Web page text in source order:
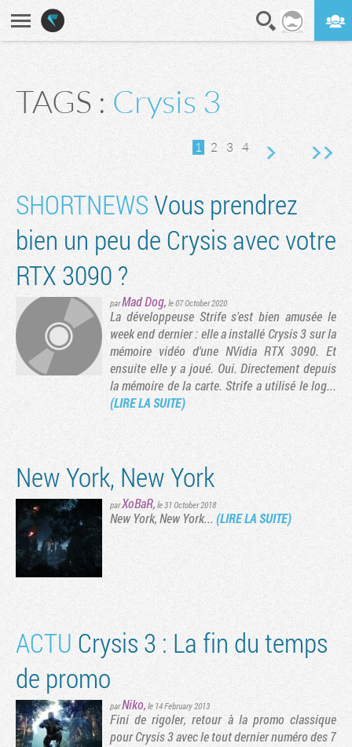
TAGS : Crysis 3
1 2 3 4
page
SHORTNEWSVous prendrez
bien un peu de Crysis avec votre
RTX 3090 ?
parMad Dog, le 07 October 2020
La développeuse Strife s'est bien amusée le
week end dernier : elle a installé Crysis 3 sur la
mémoire vidéo d'une NVidia RTX 3090. Et
ensuite elle y a joué. Oui. Directement depuis
la mémoire de la carte. Strife a utilisé le log...
(LIRE LA SUITE)
New York, New York
parXoBaR, le 31 October 2018
New York, New York...(LIRE LA SUITE)
ACTU Crysis 3 : La fin du temps
de promo
parNiko, le 14 February 2013
Fini de rigoler, retour à la promo classique
pour Crysis 3 avec le tout dernier numéro des 7